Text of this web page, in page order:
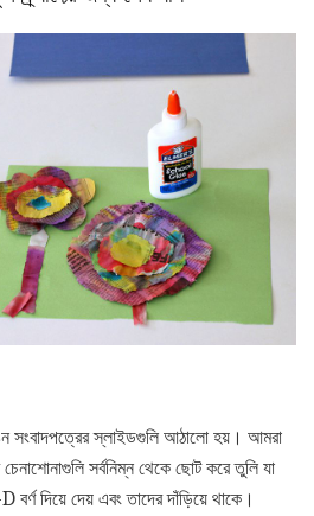
সংবাদপত্রের স্লাইডগুলি আঠালো হয়। আমরা
সর্বনিম্ন থেকে ছোট করে তুলি যা
দিয়ে দেয় এবং তাদের দাঁড়িয়ে থাকে।